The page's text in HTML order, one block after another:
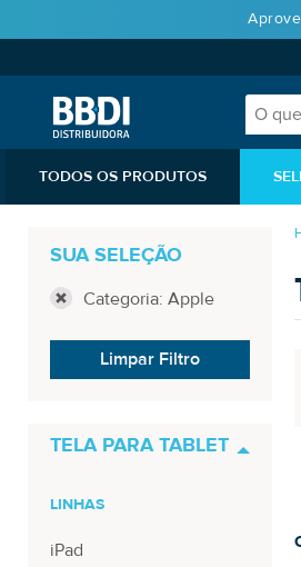
TODOS OS PRODUTOS
SUA SELEÇÃO
Categoria: Apple
Limpar Filtro
TELA PARA TABLET
LINHAS
iPad